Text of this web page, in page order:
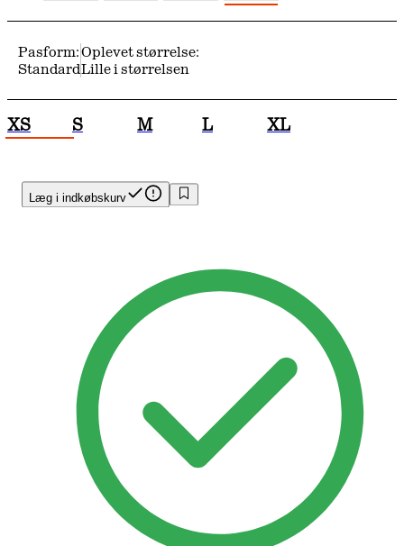
Læg i indkøbskurv
Pasform:
Standard
Oplevet størrelse:
Lille i størrelsen
XS S M L XL